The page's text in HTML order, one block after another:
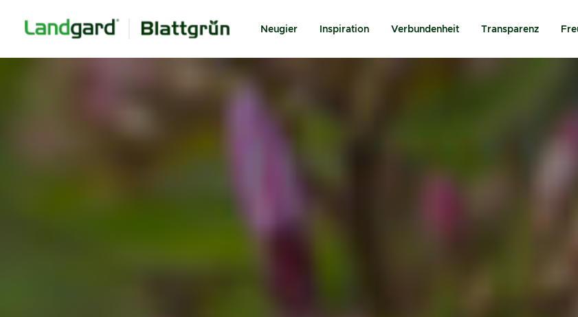
Neugier Inspiration Verbundenheit Transparenz